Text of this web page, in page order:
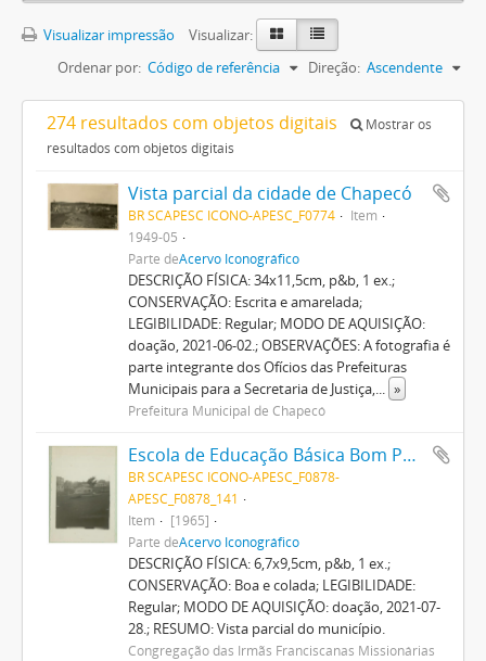
Visualizar impressão
Visualizar:
Ordenar por: Código de referência Direção: Ascendente
274 resultados com objetos digitais
Mostrar os
resultados com objetos digitais
Vista parcial da cidade de Chapecó
BR SCAPESC ICONO-APESC_F0774
Item
1949-05
Parte deAcervo Iconográfico
DESCRIÇÃO FÍSICA: 34x11,5cm, p&b, 1 ex.;
CONSERVAÇÃO: Escrita e amarelada;
LEGIBILIDADE: Regular; MODO DE AQUISIÇÃO:
doação, 2021-06-02.; OBSERVAÇÕES: A fotografia é
parte integrante dos Ofícios das Prefeituras
Municipais para a Secretaria de Justiça,... »
Prefeitura Municipal de Chapecó
Escola de Educação Básica Bom Pastor
BR SCAPESC ICONO-APESC_F0878-
APESC_F0878_141
Item
[1965]
Parte deAcervo Iconográfico
DESCRIÇÃO FÍSICA: 6,7x9,5cm, p&b, 1 ex.;
CONSERVAÇÃO: Boa e colada; LEGIBILIDADE:
Regular; MODO DE AQUISIÇÃO: doação, 2021-07-
28.; RESUMO: Vista parcial do município.
Congregação das Irmãs Franciscanas Missionárias